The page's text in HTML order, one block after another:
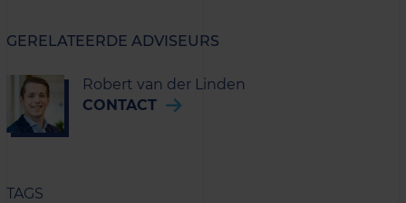
GERELATEERDE ADVISEURS
Robert van der Linden
CONTACT
TAGS